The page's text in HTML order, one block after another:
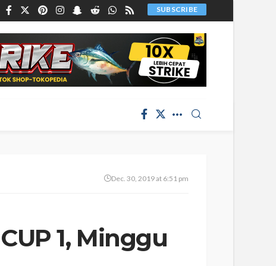
SUBSCRIBE
Dec. 30, 2019 at 6:51 pm
1, Minggu